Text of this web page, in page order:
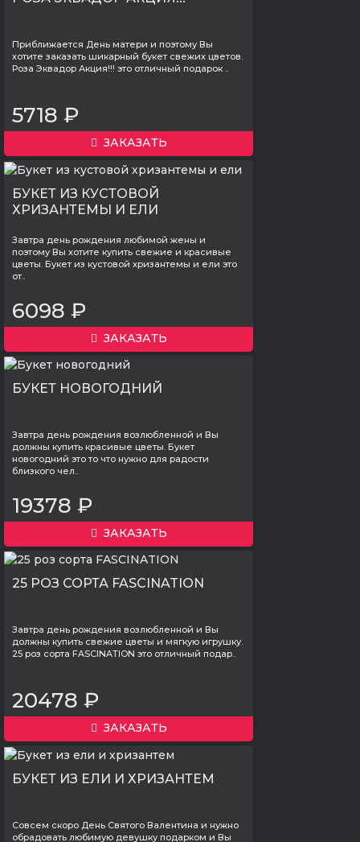
Приближается День матери и поэтому Вы
хотите заказать шикарный букет свежих цветов.
Роза Эквадор Акция!!! это отличный подарок ..
5718 ₽
ЗАКАЗАТЬ
БУКЕТ ИЗ КУСТОВОЙ
ХРИЗАНТЕМЫ И ЕЛИ
Завтра день рождения любимой жены и
поэтому Вы хотите купить свежие и красивые
цветы. Букет из кустовой хризантемы и ели это
от..
6098 ₽
ЗАКАЗАТЬ
БУКЕТ НОВОГОДНИЙ
Завтра день рождения возлюбленной и Вы
должны купить красивые цветы. Букет
новогодний это то что нужно для радости
близкого чел..
19378 ₽
ЗАКАЗАТЬ
25 РОЗ СОРТА FASCINATION
Завтра день рождения возлюбленной и Вы
должны купить свежие цветы и мягкую игрушку.
25 роз сорта FASCINATION это отличный подар..
20478 ₽
ЗАКАЗАТЬ
БУКЕТ ИЗ ЕЛИ И ХРИЗАНТЕМ
Совсем скоро День Святого Валентина и нужно
обрадовать любимую девушку подарком и Вы